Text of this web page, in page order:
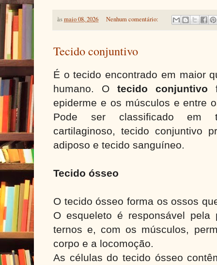
àsmaio 08, 2026 Nenhum comentário:
Tecido conjuntivo
É o tecido encontrado em maior
humano. O tecido conjuntivo
epiderme e os músculos e entre
Pode ser classificado em
cartilaginoso, tecido conjuntivo
adiposo e tecido sanguíneo.
Tecido ósseo
O tecido ósseo forma os ossos
O esqueleto é responsável pela
ternos e, com os músculos,
corpo e a locomoção.
As células do tecido ósseo